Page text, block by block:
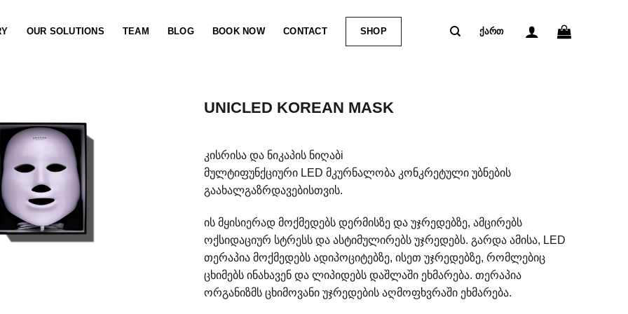
OUR SOLUTIONS TEAM BLOG BOOK NOW CONTACT SHOP ᲥᲐᲠᲗ
UNICLED KOREAN MASK
კისრისა და ნიკაპის ნიღაბi
მულტიფუნქციური LED მკურნალობა კონკრეტული უბნების
გაახალგაზრდავებისთვის.
ის მყისიერად მოქმედებს დერმისზე და უჯრედებზე, ამცირებს
ოქსიდაციურ სტრესს და ასტიმულირებს უჯრედებს. გარდა ამისა, LED
თერაპია მოქმედებს ადიპოციტებზე, ისეთ უჯრედებზე, რომლებიც
ცხიმებს ინახავენ და ლიპიდებს დაშლაში ეხმარება. თერაპია
ორგანიზმს ცხიმოვანი უჯრედების აღმოფხვრაში ეხმარება.